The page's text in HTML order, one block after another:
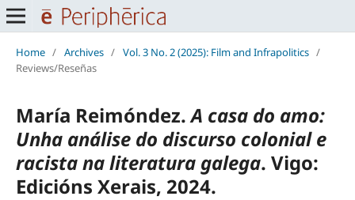
Home / Archives / Vol. 3 No. 2 (2025): Film and Infrapolitics /
Reviews/Reseñas
María Reimóndez.A casa do amo:
Unha análise do discurso colonial e
racista na literatura galega. Vigo:
Edicións Xerais, 2024.